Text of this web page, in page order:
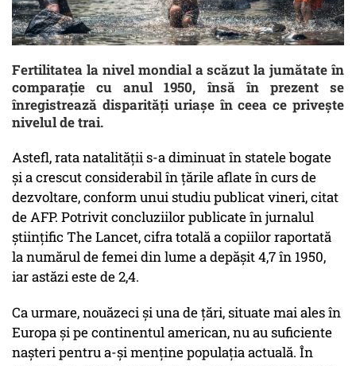
Fertilitatea la nivel mondial a scăzut la jumătate în
comparaţie cu anul 1950, însă în prezent se
înregistrează disparităţi uriaşe în ceea ce priveşte
nivelul de trai.
Astefl, rata natalităţii s-a diminuat în statele bogate
şi a crescut considerabil în ţările aflate în curs de
dezvoltare, conform unui studiu publicat vineri, citat
de AFP. Potrivit concluziilor publicate în jurnalul
ştiinţific The Lancet, cifra totală a copiilor raportată
la numărul de femei din lume a depăşit 4,7 în 1950,
iar astăzi este de 2,4.
Ca urmare, nouăzeci şi una de ţări, situate mai ales în
Europa şi pe continentul american, nu au suficiente
naşteri pentru a-şi menţine populaţia actuală. În